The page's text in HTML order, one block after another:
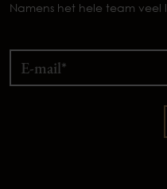
Namens het hele team veel